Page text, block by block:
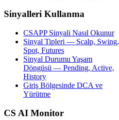
Sinyalleri Kullanma
CSAPP Sinyali Nasıl Okunur
Sinyal Tipleri — Scalp, Swing,
Spot, Futures
Sinyal Durumu Yaşam
Döngüsü — Pending, Active,
History
Giriş Bölgesinde DCA ve
Yürütme
CS AI Monitor